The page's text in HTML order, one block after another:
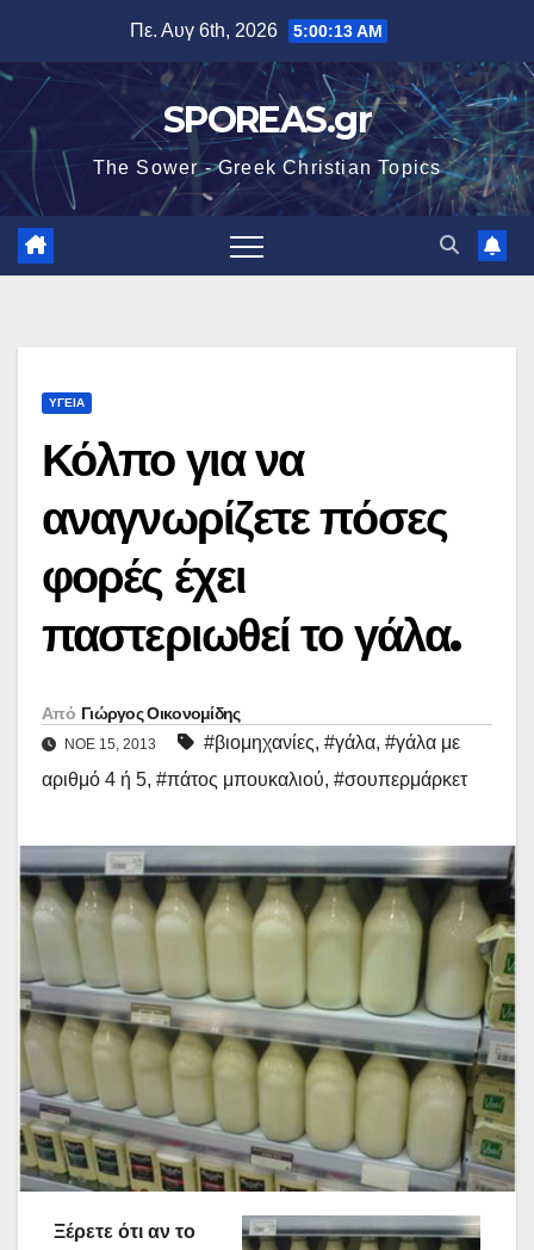
περιεχόμενο
Πε. Αυγ 6th, 2026 5:00:14 AM
SPOREAS.gr
The Sower - Greek Christian Topics
ΥΓΕΙΑ
Κόλπο για να
αναγνωρίζετε πόσες
φορές έχει
παστεριωθεί το γάλα.
Από Γιώργος Οικονομίδης
ΝΟΈ 15, 2013 #βιομηχανίες, #γάλα, #γάλα με
αριθμό 4 ή 5, #πάτος μπουκαλιού, #σουπερμάρκετ
Ξέρετε ότι αν το